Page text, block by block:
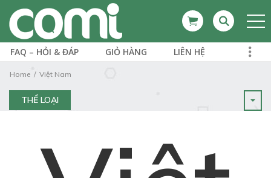
FAQ – HỎI & ĐÁP GIỎ HÀNG LIÊN HỆ
Home Việt Nam
THỂ LOẠI